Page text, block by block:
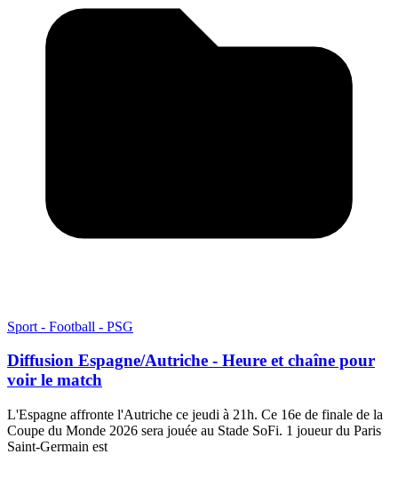
Sport - Football - PSG
Diffusion Espagne/Autriche - Heure et chaîne pour
voir le match
L'Espagne affronte l'Autriche ce jeudi à 21h. Ce 16e de finale de la
Coupe du Monde 2026 sera jouée au Stade SoFi. 1 joueur du Paris
Saint-Germain est